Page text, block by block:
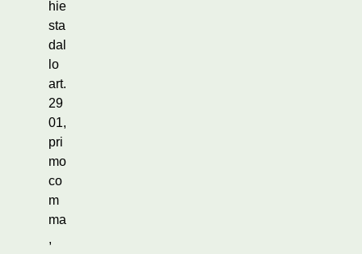
hie
sta
dal
lo
art.
29
01,
pri
mo
co
m
ma
,